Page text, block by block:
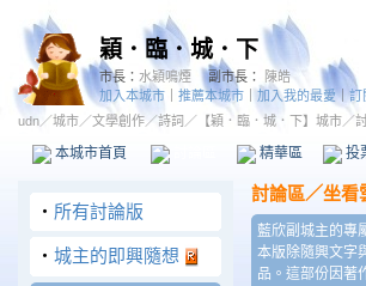
穎．臨．城．下
市長： 水穎鳴煙 副市長：
陳皓
加入本城市
推薦本城市 加入我的最愛｜訂
udn／城市／文學創作／詩詞 ／ 【穎．臨．城．下】城市／
本城市首頁 精華區 投
‧ 所有討論版
‧ 城主的即興隨想
討論區／坐看
藍欣副城主的專
本版除隨興文字
品。這部份因著